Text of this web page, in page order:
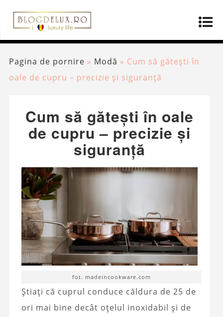
Pagina de pornire » Modă » Cum să gătești în
oale de cupru – precizie și siguranță
Cum să gătești în oale
de cupru – precizie și
siguranță
fot. madeincookware.com
Știați că cuprul conduce căldura de 25 de
ori mai bine decât oțelul inoxidabil și de